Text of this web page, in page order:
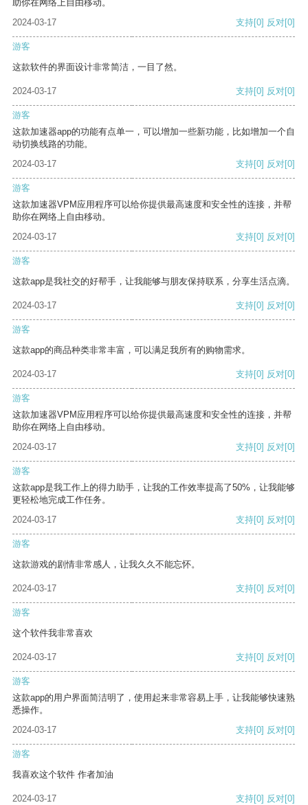
助你在网络上自由移动。
2024-03-17
支持[0] 反对[0]
游客
这款软件的界面设计非常简洁，一目了然。
2024-03-17 支持[0] 反对[0]
游客
这款加速器app的功能有点单一，可以增加一些新功能，比如增加一个自
动切换线路的功能。
2024-03-17
支持[0] 反对[0]
游客
这款加速器VPM应用程序可以给你提供最高速度和安全性的连接，并帮
助你在网络上自由移动。
2024-03-17
支持[0] 反对[0]
游客
这款app是我社交的好帮手，让我能够与朋友保持联系，分享生活点滴。
2024-03-17 支持[0] 反对[0]
游客
这款app的商品种类非常丰富，可以满足我所有的购物需求。
2024-03-17 支持[0] 反对[0]
游客
这款加速器VPM应用程序可以给你提供最高速度和安全性的连接，并帮
助你在网络上自由移动。
2024-03-17
支持[0] 反对[0]
游客
这款app是我工作上的得力助手，让我的工作效率提高了50%，让我能够
更轻松地完成工作任务。
2024-03-17
支持[0] 反对[0]
游客
这款游戏的剧情非常感人，让我久久不能忘怀。
2024-03-17 支持[0] 反对[0]
游客
这个软件我非常喜欢
2024-03-17 支持[0] 反对[0]
游客
这款app的用户界面简洁明了，使用起来非常容易上手，让我能够快速熟
悉操作。
2024-03-17
支持[0] 反对[0]
游客
我喜欢这个软件 作者加油
2024-03-17 支持[0] 反对[0]